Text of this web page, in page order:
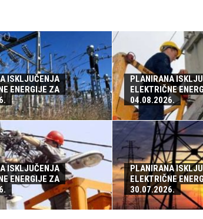
ISKLJUČENJA
ENERGIJE ZA
PLANIRANA
ELEKTRIČNE
04.08.2026.
ISKLJUČENJA
ENERGIJE ZA
PLANIRANA
ELEKTRIČNE
30.07.2026.